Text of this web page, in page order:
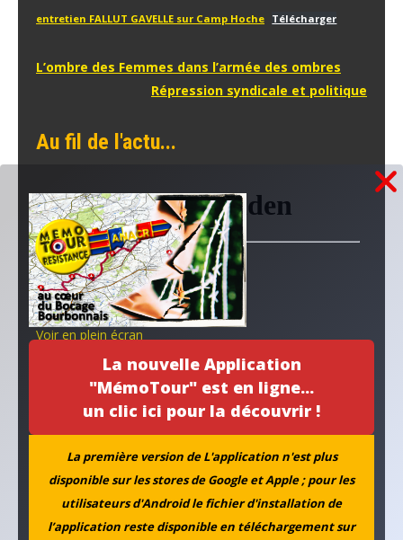
La nouvelle Application
"MémoTour" est en ligne...
un clic ici pour la découvrir !
La première version de L'application n'est plus
disponible sur les stores de Google et Apple ; pour les
utilisateurs d'Android le fichier d'installation de
l’application reste disponible en téléchargement sur
entretien FALLUT GAVELLE sur Camp Hoche Télécharger
Navigation
l’article
L’ombre des Femmes dans l’armée des ombres
Répression syndicale et politique
Au fil de l'actu...
Voir en plein écran
Publications récentes...
Stèle du camp Hoche
Collecte coopérative